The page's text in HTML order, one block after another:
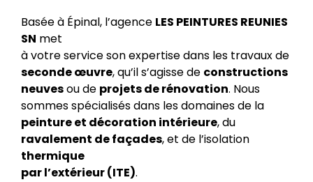
Basée à Épinal, l’agence LES PEINTURES REUNIES
SN met
à votre service son expertise dans les travaux de
seconde œuvre, qu’il s’agisse de constructions
neuvesou de projets de rénovation. Nous
sommes spécialisés dans les domaines de la
peinture et décoration intérieure, du
ravalement de façades, et de l’isolation
thermique
par l’extérieur (ITE).